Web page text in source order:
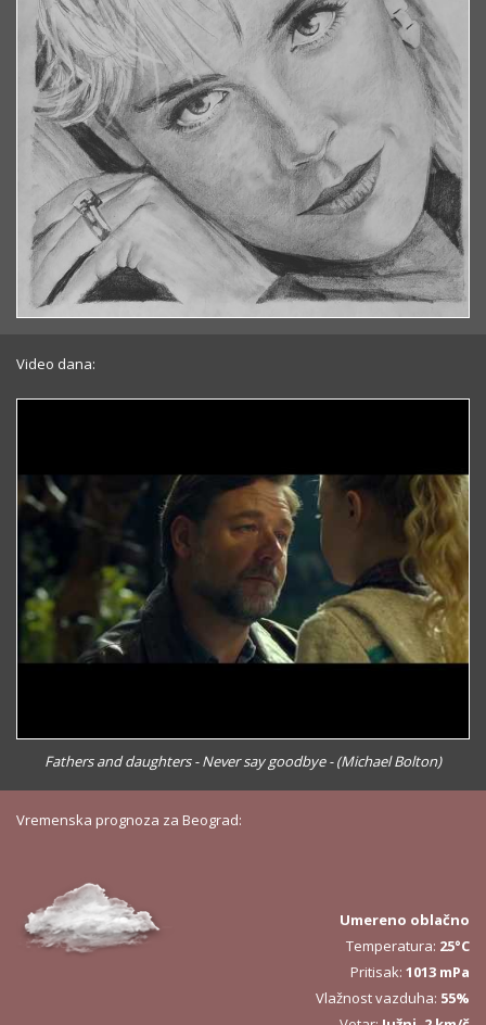
Video dana:
Fathers and daughters - Never say goodbye - (Michael Bolton)
Vremenska prognoza za Beograd:
Umereno oblačno
Temperatura: 25°C
Pritisak: 1013 mPa
Vlažnost vazduha: 55%